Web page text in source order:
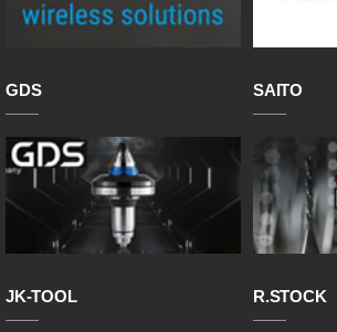
GDS SAITO
JK-TOOL R.STOCK